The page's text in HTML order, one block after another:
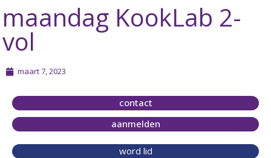
maandag KookLab 2-
vol
maart 7, 2023
contact
aanmelden
word lid